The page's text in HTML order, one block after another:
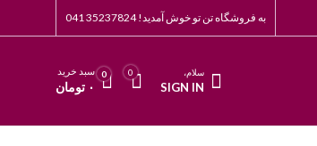
به فروشگاه تن تو خوش آمدید! 35237824 041
سلام،
SIGN IN
0
0 سبد خريد
۰ تومان